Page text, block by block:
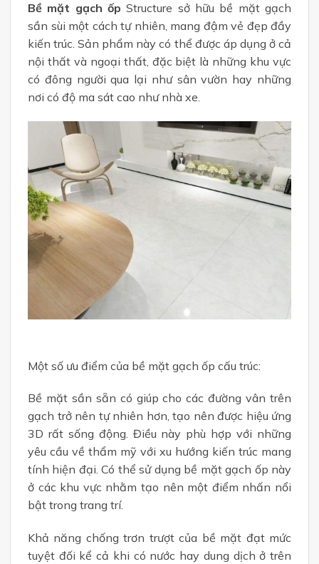
Bề mặt gạch ốp Structure sở hữu bề mặt gạch
sần sùi một cách tự nhiên, mang đậm vẻ đẹp đầy
kiến trúc. Sản phẩm này có thể được áp dụng ở cả
nội thất và ngoại thất, đặc biệt là những khu vực
có đông người qua lại như sân vườn hay những
nơi có độ ma sát cao như nhà xe.
Một số ưu điểm của bề mặt gạch ốp cấu trúc:
Bề mặt sần sẵn có giúp cho các đường vân trên
gạch trở nên tự nhiên hơn, tạo nên được hiệu ứng
3D rất sống động. Điều này phù hợp với những
yêu cầu về thẩm mỹ với xu hướng kiến trúc mang
tính hiện đại. Có thể sử dụng bề mặt gạch ốp này
ở các khu vực nhằm tạo nên một điểm nhấn nổi
bật trong trang trí.
Khả năng chống trơn trượt của bề mặt đạt mức
tuyệt đối kể cả khi có nước hay dung dịch ở trên